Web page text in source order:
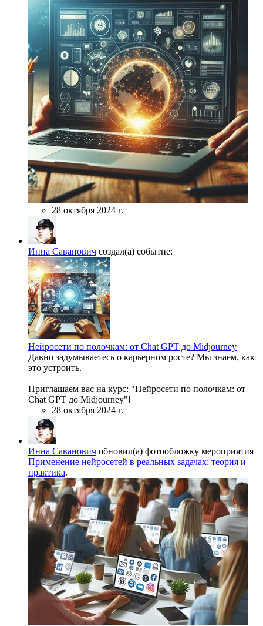
28 октября 2024 г.
Инна Саванович создал(а) событие:
Нейросети по полочкам: от Chat GPT до Midjourney
Давно задумываетесь о карьерном росте? Мы знаем, как
это устроить.
Приглашаем вас на курс: "Нейросети по полочкам: от
Chat GPT до Midjourney"!
28 октября 2024 г.
Инна Саванович обновил(а) фотообложку мероприятия
Применение нейросетей в реальных задачах: теория и
практика.